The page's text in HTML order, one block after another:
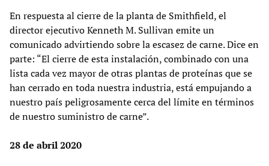
En respuesta al cierre de la planta de Smithfield, el
director ejecutivo Kenneth M. Sullivan emite un
comunicado advirtiendo sobre la escasez de carne. Dice en
parte: “El cierre de esta instalación, combinado con una
lista cada vez mayor de otras plantas de proteínas que se
han cerrado en toda nuestra industria, está empujando a
nuestro país peligrosamente cerca del límite en términos
de nuestro suministro de carne”.
28 de abril 2020